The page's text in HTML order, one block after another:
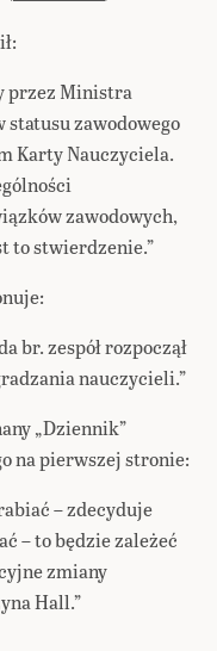
przez Ministra
statusu zawodowego
Karty Nauczyciela.
zawodowych,
to stwierdzenie.”
br. zespół rozpoczął
nauczycieli.”
„Dziennik”
na pierwszej stronie:
– zdecyduje
– to będzie zależeć
zmiany
Hall.”